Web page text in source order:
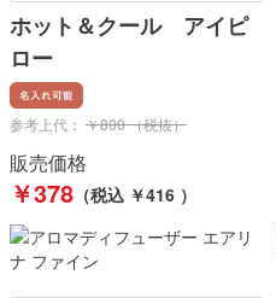
ホット＆クール アイピ
ロー
参考上代： ￥800 （税抜）
販売価格
￥378 （税込 ￥416 ）